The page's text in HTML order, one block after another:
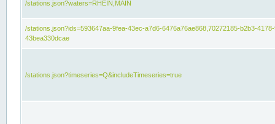
/stations.json?waters=RHEIN,MAIN
/stations.json?ids=593647aa-9fea-43ec-a7d6-6476a76ae868,70272185-b2b3-
43bea330dcae
/stations.json?timeseries=Q&includeTimeseries=true